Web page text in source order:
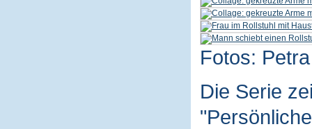
Fotos:
Die Serie